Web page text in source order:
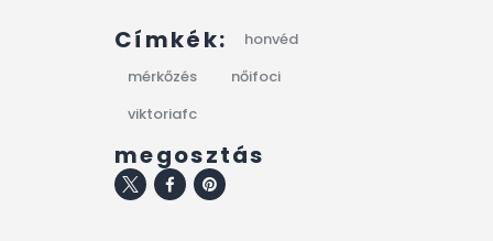
Címkék:
honvéd
mérkőzés
nőifoci
viktoriafc
megosztás